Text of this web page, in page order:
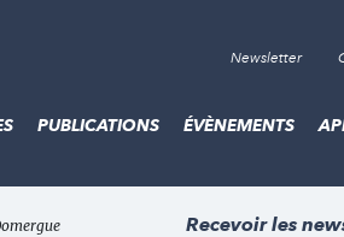
Newsletter
PUBLICATIONS ÉVÈNEMENTS
Recevoir les